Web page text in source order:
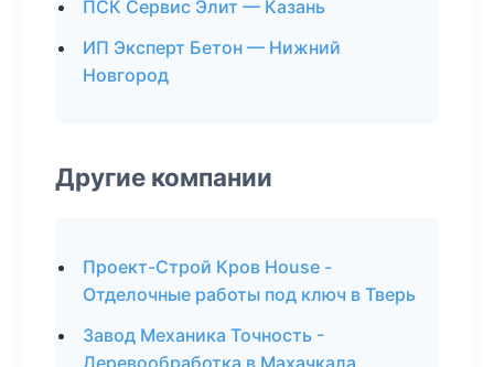
ПСК Сервис Элит — Казань
ИП Эксперт Бетон — Нижний
Новгород
Другие компании
Проект-Строй Кров House -
Отделочные работы под ключ в Тверь
Завод Механика Точность -
Деревообработка в Махачкала